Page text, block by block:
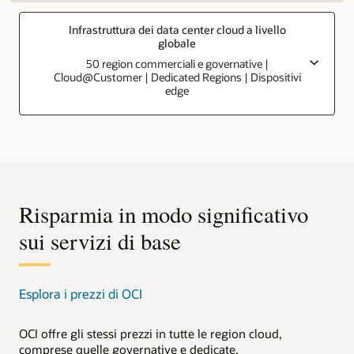
Infrastruttura dei data center cloud a livello
globale
50 region commerciali e governative |
Cloud@Customer | Dedicated Regions | Dispositivi
edge
Risparmia in modo significativo
sui servizi di base
Esplora i prezzi di OCI
OCI offre gli stessi prezzi in tutte le region cloud,
comprese quelle governative e dedicate.